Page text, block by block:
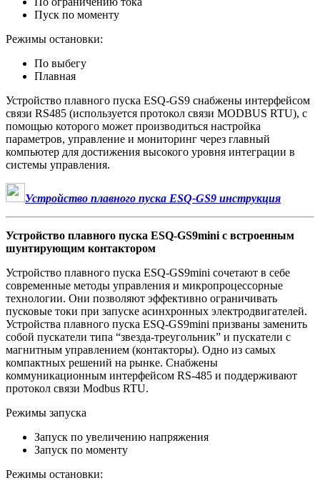
Пуск по моменту
Режимы остановки:
По выбегу
Плавная
Устройство плавного пуска ESQ-GS9 снабжены интерфейсом
связи RS485 (используется протокол связи MODBUS RTU), с
помощью которого может производиться настройка
параметров, управление и мониторинг через главный
компьютер для достижения высокого уровня интеграции в
системы управления.
Устройство плавного пуска ESQ-GS9 инструкция
Устройство плавного пуска ESQ-GS9mini с встроенным
шунтирующим контактором
Устройство плавного пуска ESQ-GS9mini сочетают в себе
современные методы управления и микропроцессорные
технологии. Они позволяют эффективно ограничивать
пусковые токи при запуске асинхронных электродвигателей.
Устройства плавного пуска ESQ-GS9mini призваны заменить
собой пускатели типа “звезда-треугольник” и пускатели с
магнитным управлением (контакторы). Одно из самых
компактных решений на рынке. Снабжены
коммуникационным интерфейсом RS-485 и поддерживают
протокол связи Modbus RTU.
Режимы запуска
Запуск по увеличению напряжения
Запуск по моменту
Режимы остановки: